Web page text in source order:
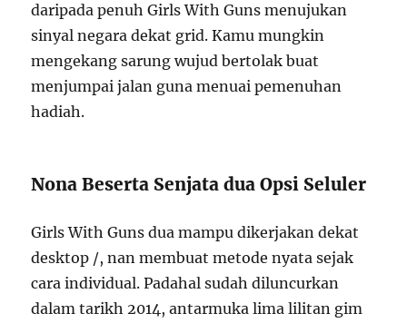
daripada penuh Girls With Guns menujukan
sinyal negara dekat grid. Kamu mungkin
mengekang sarung wujud bertolak buat
menjumpai jalan guna menuai pemenuhan
hadiah.
Nona Beserta Senjata dua Opsi Seluler
Girls With Guns dua mampu dikerjakan dekat
desktop /, nan membuat metode nyata sejak
cara individual. Padahal sudah diluncurkan
dalam tarikh 2014, antarmuka lima lilitan gim